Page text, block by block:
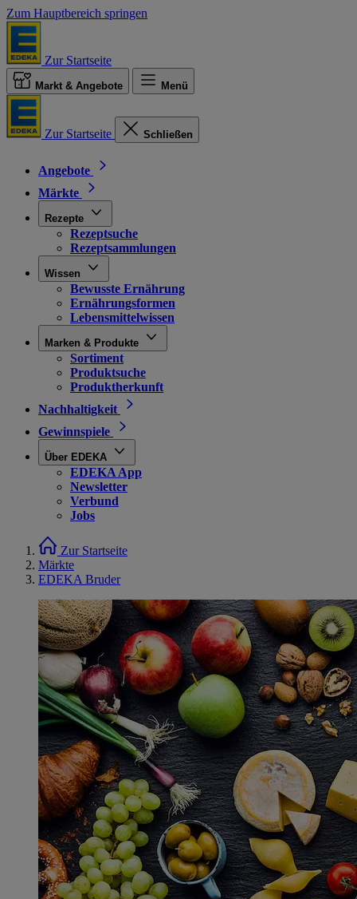
Zum Hauptbereich springen
Zur Startseite
Markt & Angebote Menü
Zur Startseite Schließen
Angebote
Märkte
Rezepte
Rezeptsuche
Rezeptsammlungen
Wissen
Bewusste Ernährung
Ernährungsformen
Lebensmittelwissen
Marken & Produkte
Sortiment
Produktsuche
Produktherkunft
Nachhaltigkeit
Gewinnspiele
Über EDEKA
EDEKA App
Newsletter
Verbund
Jobs
Zur Startseite
Märkte
EDEKA Bruder